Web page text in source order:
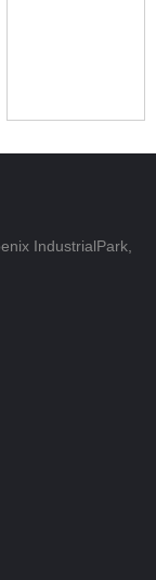
IndustrialPark,